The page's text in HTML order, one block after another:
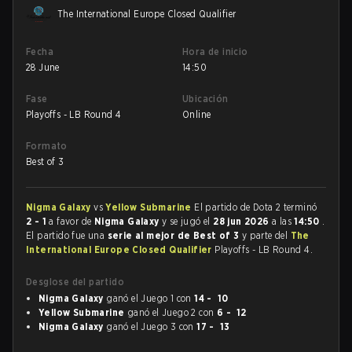
The International Europe Closed Qualifier
Fecha
28 June
Hora de inicio
14:50
Fase
Playoffs - LB Round 4
Ubicación
Online
Formato
Best of 3
Nigma GalaxyvsYellow Submarine El partido de Dota 2 terminó
2 - 1 a favor de Nigma Galaxyy se jugó el 28 jun 2026a las14:50 .
El partido fue una serie al mejor de Best of 3 y parte del The
International Europe Closed Qualifier Playoffs - LB Round 4.
Desglose del partido
Nigma Galaxy ganó el Juego 1 con14 - 10
Yellow Submarine ganó el Juego 2 con 6 - 12
Nigma Galaxy ganó el Juego 3 con17 - 13